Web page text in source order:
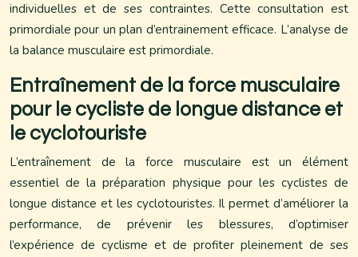
individuelles et de ses contraintes. Cette consultation est
primordiale pour un plan d’entrainement efficace. L’analyse de
la balance musculaire est primordiale.
Entraînement de la force musculaire
pour le cycliste de longue distance et
le cyclotouriste
L’entraînement de la force musculaire est un élément
essentiel de la préparation physique pour les cyclistes de
longue distance et les cyclotouristes. Il permet d’améliorer la
performance, de prévenir les blessures, d’optimiser
l’expérience de cyclisme et de profiter pleinement de ses